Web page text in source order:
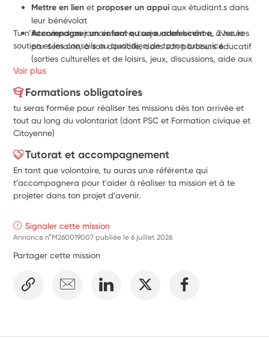
Mettre en lien et proposer un appui aux étudiant.s dans
leur bénévolat
Accompagner un enfant ou un·e adolescent·e, 2 heures
par semaine, à son domicile, dans son parcours éducatif
(sorties culturelles et de loisirs, jeux, discussions, aide aux
devoirs etc.)
d’évènements, réunions d’équipe, etc.
Tu n’interviendras jamais seul·e, toujours en binôme, avec le
soutien et les conseils au quotidien de ta.ton tuteur.ice.
Voir plus
Formations obligatoires
tu seras formé.e pour réaliser tes missions dès ton arrivée et
tout au long du volontariat (dont PSC et Formation civique et
Citoyenne)
Tutorat et accompagnement
En tant que volontaire, tu auras un.e référent.e qui
t’accompagnera pour t'aider à réaliser ta mission et à te
projeter dans ton projet d’avenir.
Signaler cette mission
Annonce n°M260019007 publiée le6 juillet 2026
Partager cette mission